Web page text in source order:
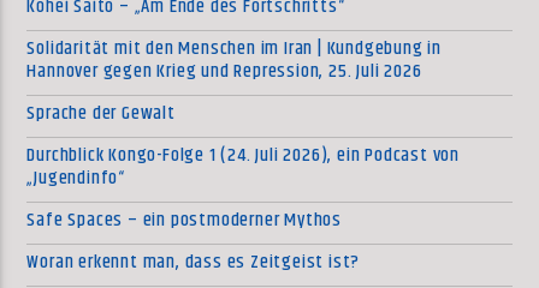
Kohei Saito – „Am Ende des Fortschritts“
Solidarität mit den Menschen im Iran | Kundgebung in
Hannover gegen Krieg und Repression, 25. Juli 2026
Sprache der Gewalt
Durchblick Kongo-Folge 1 (24. Juli 2026), ein Podcast von
„Jugendinfo“
Safe Spaces – ein postmoderner Mythos
Woran erkennt man, dass es Zeitgeist ist?